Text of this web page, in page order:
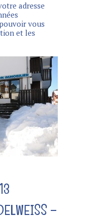
adresse
vous
et les
–